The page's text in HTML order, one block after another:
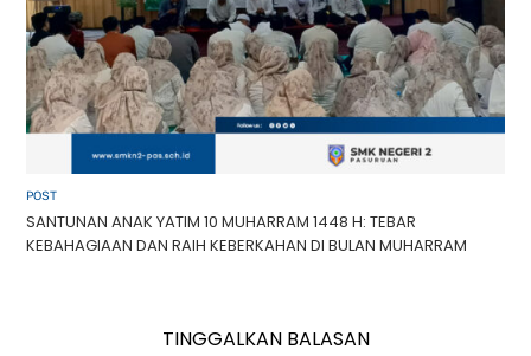
POST
SANTUNAN ANAK YATIM 10 MUHARRAM 1448 H: TEBAR
KEBAHAGIAAN DAN RAIH KEBERKAHAN DI BULAN MUHARRAM
TINGGALKAN BALASAN